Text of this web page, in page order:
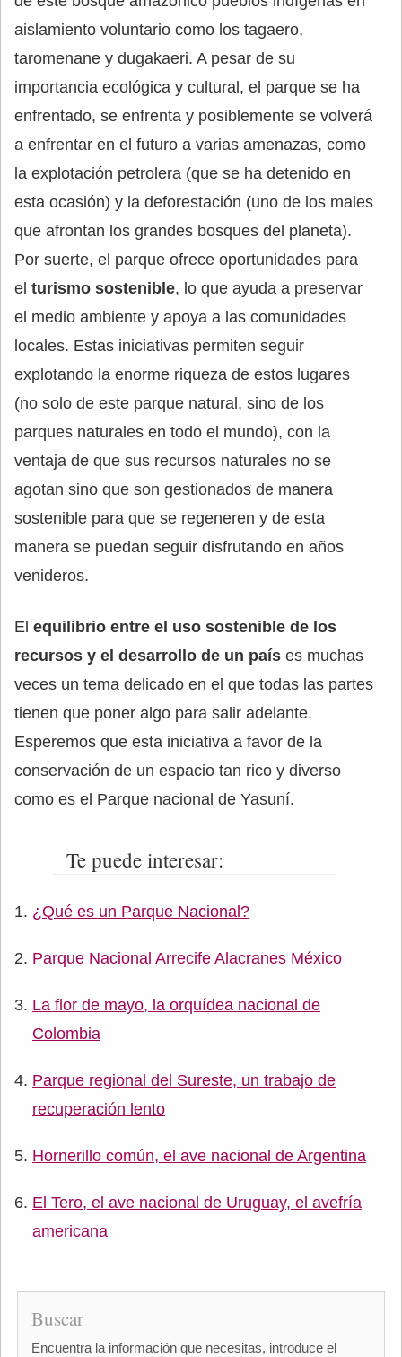
aislamiento voluntario como los tagaero,
taromenane y dugakaeri. A pesar de su
importancia ecológica y cultural, el parque se ha
enfrentado, se enfrenta y posiblemente se volverá
a enfrentar en el futuro a varias amenazas, como
la explotación petrolera (que se ha detenido en
esta ocasión) y la deforestación (uno de los males
que afrontan los grandes bosques del planeta).
Por suerte, el parque ofrece oportunidades para
el turismo sostenible, lo que ayuda a preservar
el medio ambiente y apoya a las comunidades
locales. Estas iniciativas permiten seguir
explotando la enorme riqueza de estos lugares
(no solo de este parque natural, sino de los
parques naturales en todo el mundo), con la
ventaja de que sus recursos naturales no se
agotan sino que son gestionados de manera
sostenible para que se regeneren y de esta
manera se puedan seguir disfrutando en años
venideros.
El equilibrio entre el uso sostenible de los
recursos y el desarrollo de un país es muchas
veces un tema delicado en el que todas las partes
tienen que poner algo para salir adelante.
Esperemos que esta iniciativa a favor de la
conservación de un espacio tan rico y diverso
como es el Parque nacional de Yasuní.
Te puede interesar:
¿Qué es un Parque Nacional?
Parque Nacional Arrecife Alacranes México
La flor de mayo, la orquídea nacional de
Colombia
Parque regional del Sureste, un trabajo de
recuperación lento
Hornerillo común, el ave nacional de Argentina
El Tero, el ave nacional de Uruguay, el avefría
americana
Buscar
Encuentra la información que necesitas, introduce el